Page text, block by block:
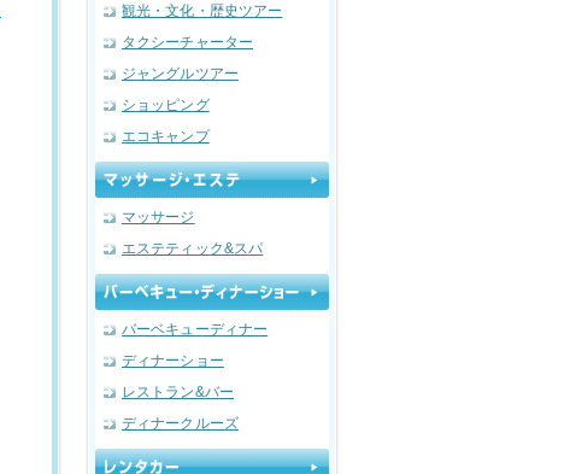
観光・文化・歴史ツアー
タクシーチャーター
ジャングルツアー
ショッピング
エコキャンプ
マッサージ
エステティック&スパ
バーベキューディナー
ディナーショー
レストラン&バー
ディナークルーズ